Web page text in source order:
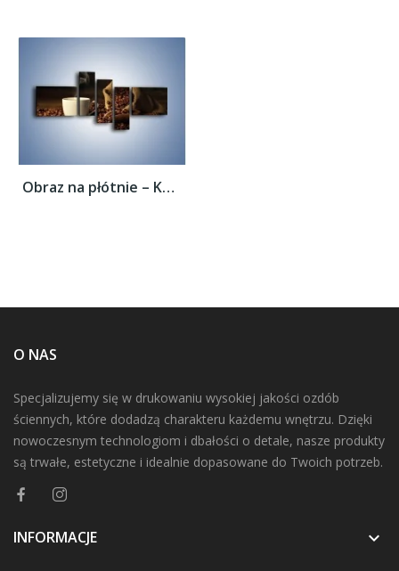
Obraz na płótnie – Kawa z wirującym dymem...
O NAS
Specjalizujemy się w drukowaniu wysokiej jakości ozdób
ściennych, które dodadzą charakteru każdemu wnętrzu. Dzięki
nowoczesnym technologiom i dbałości o detale, nasze produkty
są trwałe, estetyczne i idealnie dopasowane do Twoich potrzeb.
INFORMACJE 